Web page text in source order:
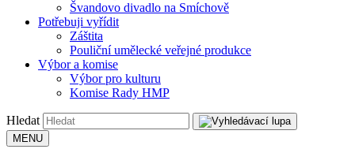
Švandovo divadlo na Smíchově
Potřebuji vyřídit
Záštita
Pouliční umělecké veřejné produkce
Výbor a komise
Výbor pro kulturu
Komise Rady HMP
Hledat
MENU